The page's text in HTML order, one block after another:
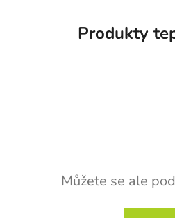
Produkty
Můžete se ale